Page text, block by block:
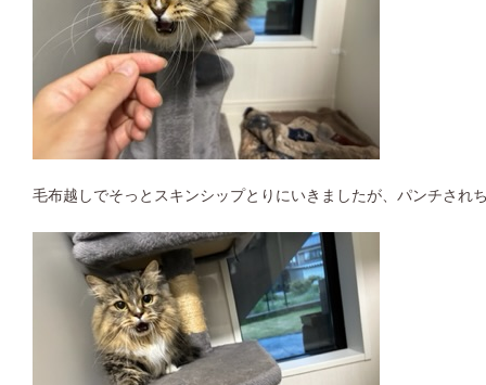
毛布越しでそっとスキンシップとりにいきましたが、パンチされ